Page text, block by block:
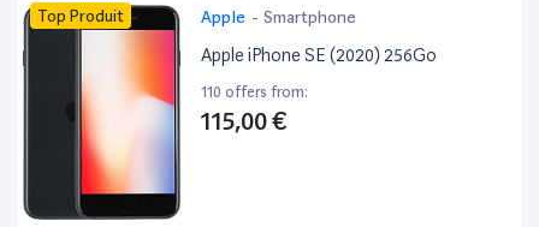
Top Produit Apple - Smartphone
Apple iPhone SE (2020) 256Go
110 offers from:
115,00 €